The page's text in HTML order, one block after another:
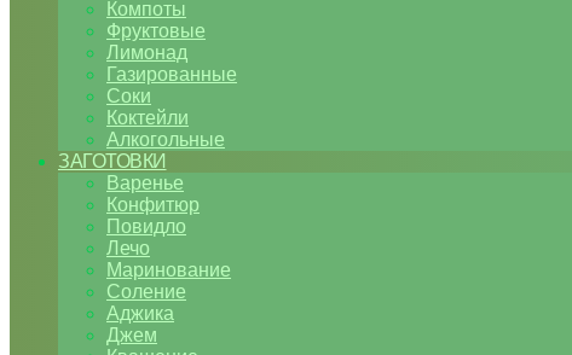
Компоты
Фруктовые
Лимонад
Газированные
Соки
Коктейли
Алкогольные
ЗАГОТОВКИ
Варенье
Конфитюр
Повидло
Лечо
Маринование
Соление
Аджика
Джем